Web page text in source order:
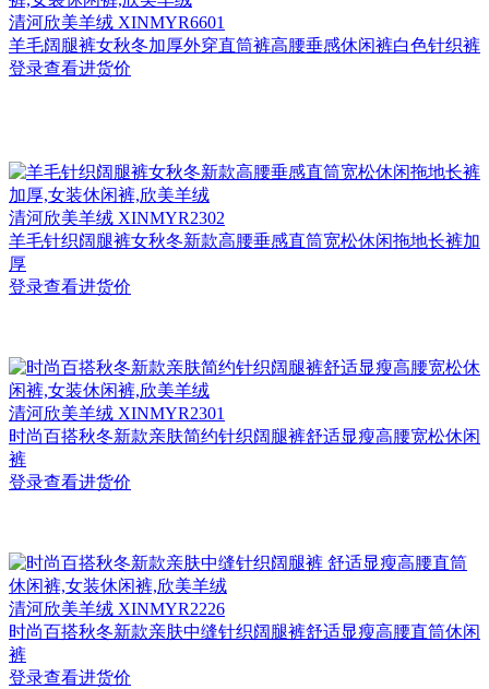
清河欣美羊绒 XINMYR6601
羊毛阔腿裤女秋冬加厚外穿直筒裤高腰垂感休闲裤白色针织裤
登录查看进货价
清河欣美羊绒 XINMYR2302
羊毛针织阔腿裤女秋冬新款高腰垂感直筒宽松休闲拖地长裤加
厚
登录查看进货价
清河欣美羊绒 XINMYR2301
时尚百搭秋冬新款亲肤简约针织阔腿裤舒适显瘦高腰宽松休闲
裤
登录查看进货价
清河欣美羊绒 XINMYR2226
时尚百搭秋冬新款亲肤中缝针织阔腿裤舒适显瘦高腰直筒休闲
裤
登录查看进货价